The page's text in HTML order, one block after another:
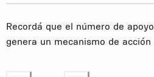
Recordá que el número de
genera un mecanismo de acción